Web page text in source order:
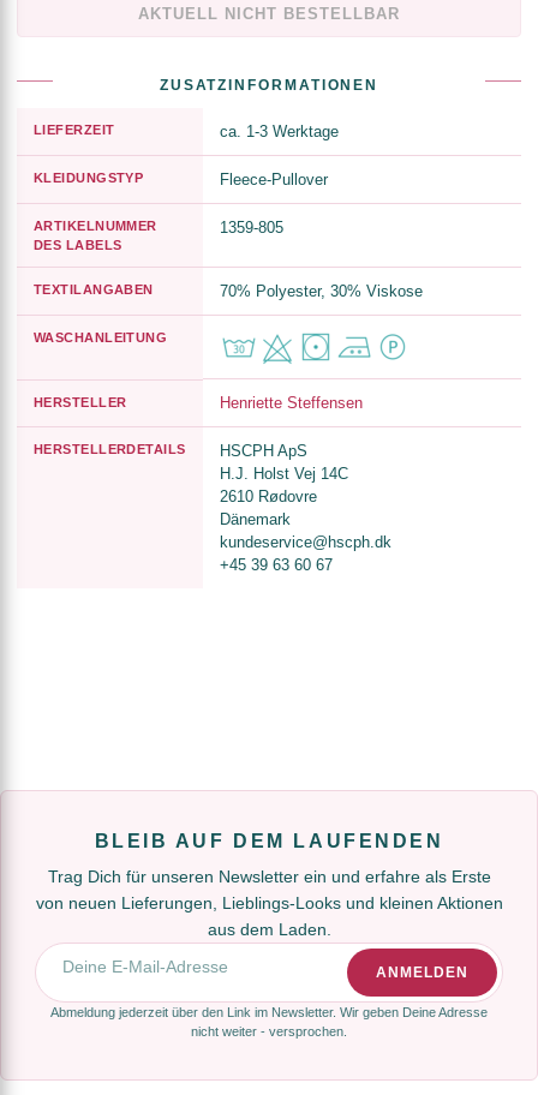
AKTUELL NICHT BESTELLBAR
ZUSATZINFORMATIONEN
LIEFERZEIT ca. 1-3 Werktage
KLEIDUNGSTYP Fleece-Pullover
ARTIKELNUMMER
DES LABELS
1359-805
TEXTILANGABEN 70% Polyester, 30% Viskose
WASCHANLEITUNG
HERSTELLER Henriette Steffensen
HERSTELLERDETAILS
HSCPH ApS
H.J. Holst Vej 14C
2610 Rødovre
Dänemark
kundeservice@hscph.dk
+45 39 63 60 67
BLEIB AUF DEM LAUFENDEN
Trag Dich für unseren Newsletter ein und erfahre als Erste
von neuen Lieferungen, Lieblings-Looks und kleinen Aktionen
aus dem Laden.
E-Mail-Adresse
ANMELDEN
Abmeldung jederzeit über den Link im Newsletter. Wir geben Deine Adresse
nicht weiter - versprochen.